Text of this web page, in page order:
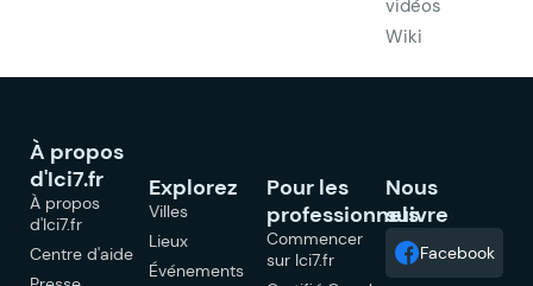
vidéos
Wiki
À propos
d'Ici7.fr
À propos
d'Ici7.fr
Centre d'aide
Explorez
Villes
Lieux
Événements
Pour les
professionnels
Commencer
sur Ici7.fr
Nous
suivre
Facebook